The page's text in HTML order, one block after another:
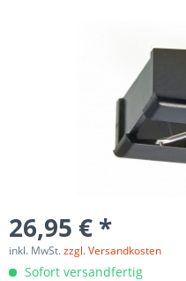
26,95 € *
inkl. MwSt.zzgl. Versandkosten
Sofort versandfertig